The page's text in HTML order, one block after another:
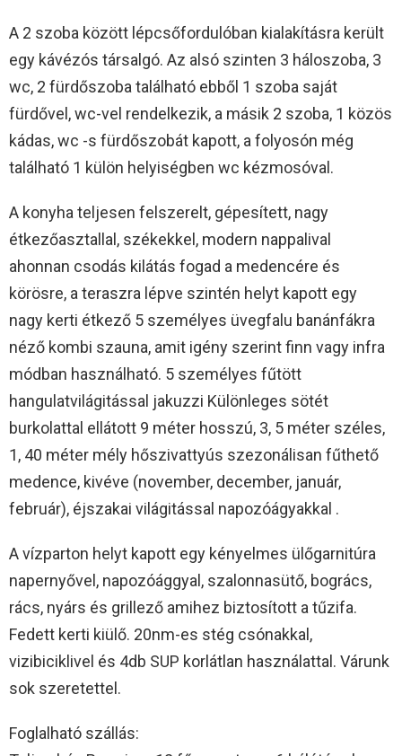
A 2 szoba között lépcsőfordulóban kialakításra került
egy kávézós társalgó. Az alsó szinten 3 háloszoba, 3
wc, 2 fürdőszoba található ebből 1 szoba saját
fürdővel, wc-vel rendelkezik, a másik 2 szoba, 1 közös
kádas, wc -s fürdőszobát kapott, a folyosón még
található 1 külön helyiségben wc kézmosóval.
A konyha teljesen felszerelt, gépesített, nagy
étkezőasztallal, székekkel, modern nappalival
ahonnan csodás kilátás fogad a medencére és
körösre, a teraszra lépve szintén helyt kapott egy
nagy kerti étkező 5 személyes üvegfalu banánfákra
néző kombi szauna, amit igény szerint finn vagy infra
módban használható. 5 személyes fűtött
hangulatvilágitással jakuzzi Különleges sötét
burkolattal ellátott 9 méter hosszú, 3, 5 méter széles,
1, 40 méter mély hőszivattyús szezonálisan fűthető
medence, kivéve (november, december, január,
február), éjszakai világitással napozóágyakkal .
A vízparton helyt kapott egy kényelmes ülőgarnitúra
napernyővel, napozóággyal, szalonnasütő, bogrács,
rács, nyárs és grillező amihez biztosított a tűzifa.
Fedett kerti kiülő. 20nm-es stég csónakkal,
vizibiciklivel és 4db SUP korlátlan használattal. Várunk
sok szeretettel. ️
Foglalható szállás: